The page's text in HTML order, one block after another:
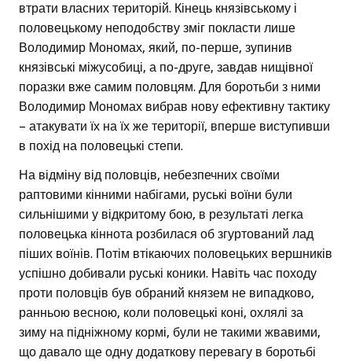
втрати власних територій. Кінець князівському і
половецькому неподобству зміг покласти лише
Володимир Мономах, який, по-перше, зупинив
князівські міжусобиці, а по-друге, завдав нищівної
поразки вже самим половцям. Для боротьби з ними
Володимир Мономах вибрав нову ефективну тактику
– атакувати їх на їх же території, вперше виступивши
в похід на половецькі степи.
На відміну від половців, небезпечних своїми
раптовими кінними набігами, руські воїни були
сильнішими у відкритому бою, в результаті легка
половецька кіннота розбилася об згуртований лад
піших воїнів. Потім втікаючих половецьких вершників
успішно добивали руські коники. Навіть час походу
проти половців був обраний князем не випадково,
ранньою весною, коли половецькі коні, охлялі за
зиму на підніжному кормі, були не такими жвавими,
що давало ще одну додаткову перевагу в боротьбі